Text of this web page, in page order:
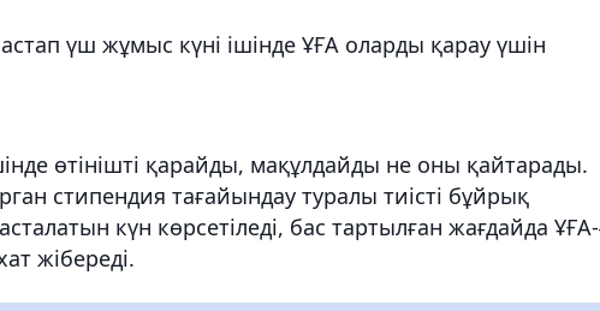
үш жұмыс күні ішінде ҰҒА оларды қарау үшін
өтінішті қарайды, мақұлдайды не оны қайтарады.
стипендия тағайындау туралы тиісті бұйрық
күн көрсетіледі, бас тартылған жағдайда
жібереді.